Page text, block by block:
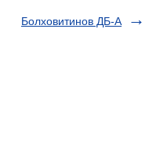
Болховитинов ДБ-А